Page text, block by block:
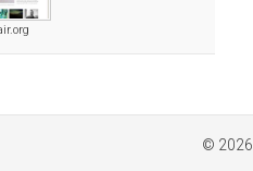
© 2026